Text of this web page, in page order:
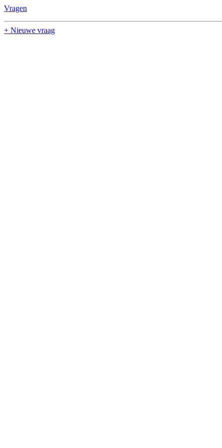
Vragen
+ Nieuwe vraag